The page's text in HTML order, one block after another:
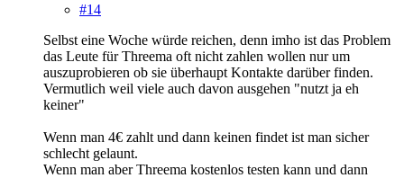
#14
Selbst eine Woche würde reichen, denn imho ist das Problem
das Leute für Threema oft nicht zahlen wollen nur um
auszuprobieren ob sie überhaupt Kontakte darüber finden.
Vermutlich weil viele auch davon ausgehen "nutzt ja eh
keiner"
Wenn man 4€ zahlt und dann keinen findet ist man sicher
schlecht gelaunt.
Wenn man aber Threema kostenlos testen kann und dann